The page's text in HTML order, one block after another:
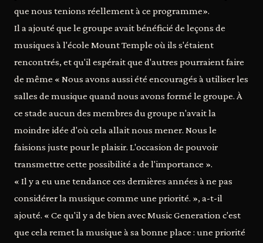
que nous tenions réellement à ce programme».
Il a ajouté que le groupe avait bénéficié de leçons de
musiques à l'école Mount Temple où ils s'étaient
rencontrés, et qu'il espérait que d'autres pourraient faire
de même « Nous avons aussi été encouragés à utiliser les
salles de musique quand nous avons formé le groupe. À
ce stade aucun des membres du groupe n'avait la
moindre idée d'où cela allait nous mener. Nous le
faisions juste pour le plaisir. L'occasion de pouvoir
transmettre cette possibilité a de l'importance ».
« Il y a eu une tendance ces dernières années à ne pas
considérer la musique comme une priorité. », a-t-il
ajouté. « Ce qu'il y a de bien avec Music Generation c'est
que cela remet la musique à sa bonne place : une priorité